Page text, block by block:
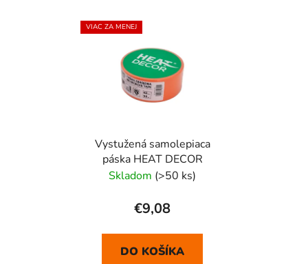
VIAC ZA MENEJ
Vystužená samolepiaca
páska HEAT DECOR
Skladom (>50 ks)
€9,08
DO KOŠÍKA